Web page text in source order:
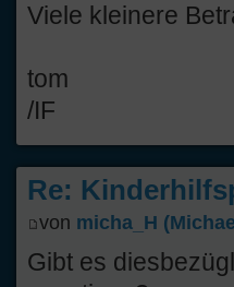
Viele kleinere
tom
/IF
Re:
von micha_H
Gibt es